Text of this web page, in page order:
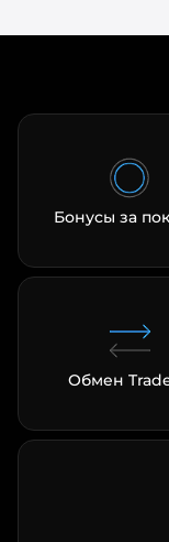
Бонусы за
Обмен